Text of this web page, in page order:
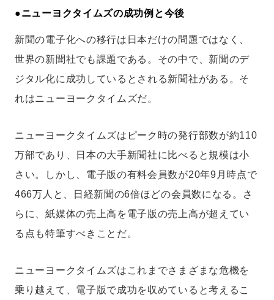
●ニューヨクタイムズの成功例と今後
新聞の電子化への移行は日本だけの問題ではなく、
世界の新聞社でも課題である。その中で、新聞のデ
ジタル化に成功しているとされる新聞社がある。そ
れはニューヨークタイムズだ。
ニューヨークタイムズはピーク時の発行部数が約110
万部であり、日本の大手新聞社に比べると規模は小
さい。しかし、電子版の有料会員数が20年9月時点で
466万人と、日経新聞の6倍ほどの会員数になる。さ
らに、紙媒体の売上高を電子版の売上高が超えてい
る点も特筆すべきことだ。
ニューヨークタイムズはこれまでさまざまな危機を
乗り越えて、電子版で成功を収めていると考えるこ